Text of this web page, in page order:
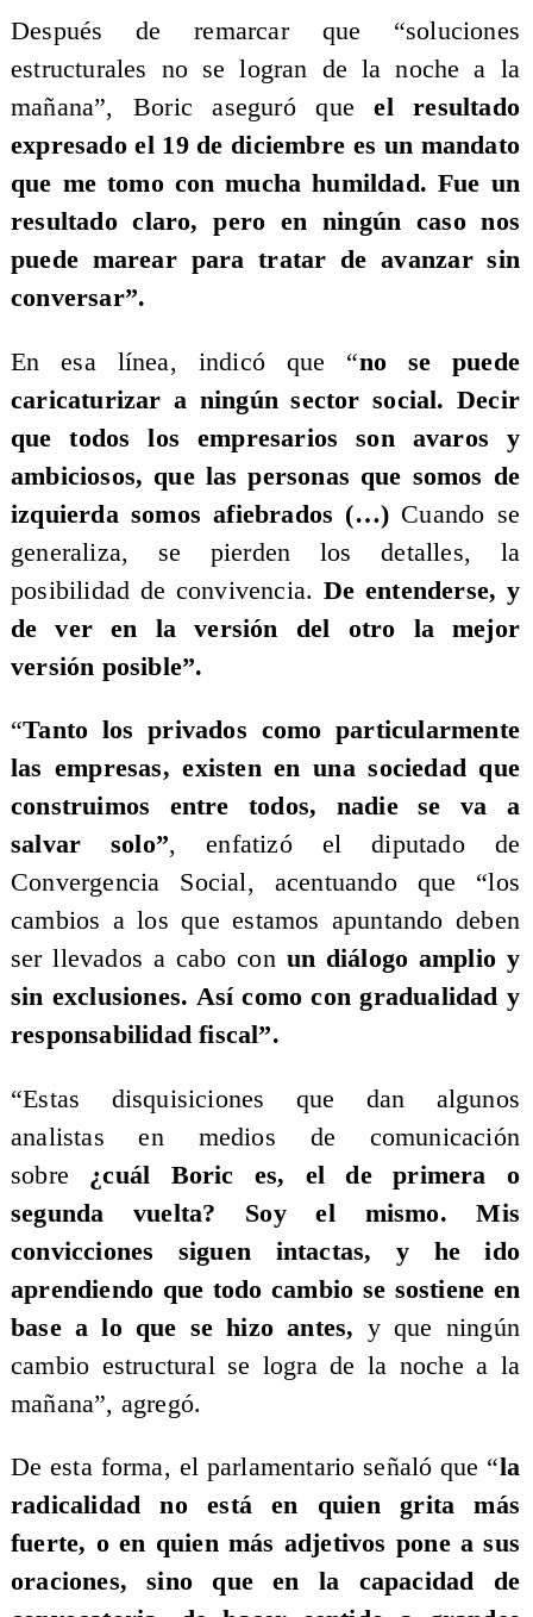
Después de remarcar que “soluciones
estructurales no se logran de la noche a la
mañana”, Boric aseguró queel resultado
expresado el 19 de diciembre es un mandato
que me tomo con mucha humildad. Fue un
resultado claro, pero en ningún caso nos
puede marear para tratar de avanzar sin
conversar”.
En esa línea, indicó que “no se puede
caricaturizar a ningún sector social. Decir
que todos los empresarios son avaros y
ambiciosos, que las personas que somos de
izquierda somos afiebrados (…) Cuando se
generaliza, se pierden los detalles, la
posibilidad de convivencia. De entenderse, y
de ver en la versión del otro la mejor
versión posible”.
“Tanto los privados como particularmente
las empresas, existen en una sociedad que
construimos entre todos, nadie se va a
salvar solo”, enfatizó el diputado de
Convergencia Social, acentuando que “los
cambios a los que estamos apuntando deben
ser llevados a cabo con un diálogo amplio y
sin exclusiones. Así como con gradualidad y
responsabilidad fiscal”.
“Estas disquisiciones que dan algunos
analistas en medios de comunicación
sobre ¿cuál Boric es, el de primera o
segunda vuelta? Soy el mismo. Mis
convicciones siguen intactas, y he ido
aprendiendo que todo cambio se sostiene en
base a lo que se hizo antes, y que ningún
cambio estructural se logra de la noche a la
mañana”, agregó.
De esta forma, el parlamentario señaló que “la
radicalidad no está en quien grita más
fuerte, o en quien más adjetivos pone a sus
oraciones, sino que en la capacidad de